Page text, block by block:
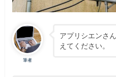
筆者
アプリシエンさ
えてください。